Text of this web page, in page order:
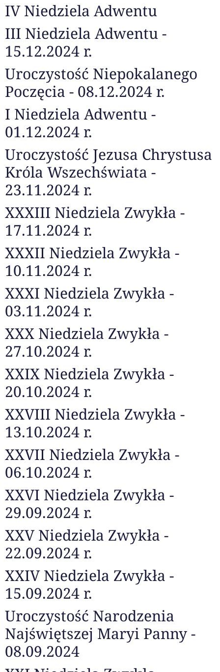
IV Niedziela Adwentu
III Niedziela Adwentu -
15.12.2024 r.
Uroczystość Niepokalanego
Poczęcia - 08.12.2024 r.
I Niedziela Adwentu -
01.12.2024 r.
Uroczystość Jezusa Chrystusa
Króla Wszechświata -
23.11.2024 r.
XXXIII Niedziela Zwykła -
17.11.2024 r.
XXXII Niedziela Zwykła -
10.11.2024 r.
XXXI Niedziela Zwykła -
03.11.2024 r.
XXX Niedziela Zwykła -
27.10.2024 r.
XXIX Niedziela Zwykła -
20.10.2024 r.
XXVIII Niedziela Zwykła -
13.10.2024 r.
XXVII Niedziela Zwykła -
06.10.2024 r.
XXVI Niedziela Zwykła -
29.09.2024 r.
XXV Niedziela Zwykła -
22.09.2024 r.
XXIV Niedziela Zwykła -
15.09.2024 r.
Uroczystość Narodzenia
Najświętszej Maryi Panny -
08.09.2024